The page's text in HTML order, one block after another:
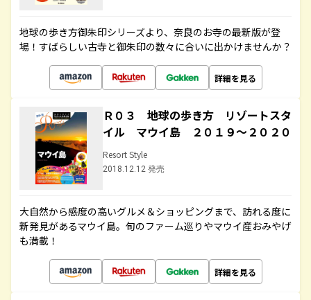
地球の歩き方御朱印シリーズより、奈良のお寺の最新版が登
場！すばらしい古寺と御朱印の数々に合いに出かけませんか？
詳細を見る
Ｒ０３ 地球の歩き方 リゾートスタ
イル マウイ島 ２０１９～２０２０
Resort Style
2018.12.12 発売
大自然から感度の高いグルメ＆ショッピングまで、訪れる度に
新発見があるマウイ島。旬のファーム巡りやマウイ産おみやげ
も満載！
詳細を見る